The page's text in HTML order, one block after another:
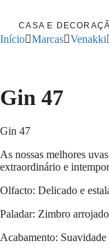
CASA E
Início Marcas Venakki
Gin 47
Gin 47
As nossas melhores
extraordinário e
Olfacto: Delicado e
Paladar: Zimbro
Acabamento: Suavidade